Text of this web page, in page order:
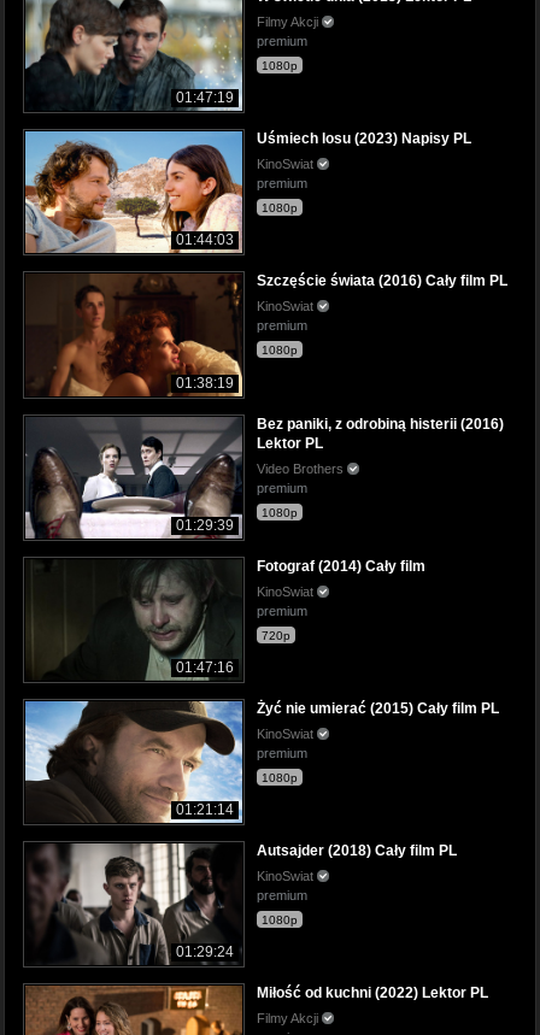
01:47:19
Filmy Akcji
premium
1080p
01:44:03
Uśmiech losu (2023) Napisy PL
KinoSwiat
premium
1080p
01:38:19
Szczęście świata (2016) Cały film PL
KinoSwiat
premium
1080p
01:29:39
Bez paniki, z odrobiną histerii (2016)
Lektor PL
Video Brothers
premium
1080p
01:47:16
Fotograf (2014) Cały film
KinoSwiat
premium
720p
01:21:14
Żyć nie umierać (2015) Cały film PL
KinoSwiat
premium
1080p
01:29:24
Autsajder (2018) Cały film PL
KinoSwiat
premium
1080p
Miłość od kuchni (2022) Lektor PL
Filmy Akcji